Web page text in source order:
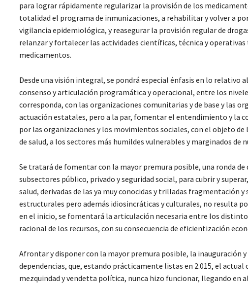
para lograr rápidamente regularizar la provisión de los
totalidad el programa de inmunizaciones, a rehabilitar y volver a
vigilancia epidemiológica, y reasegurar la provisión regular de
relanzar y fortalecer las actividades científicas, técnica y
medicamentos.
Desde una visión integral, se pondrá especial énfasis en lo relativo
consenso y articulación programática y operacional, entre los
corresponda, con las organizaciones comunitarias y de base y las
actuación estatales, pero a la par, fomentar el entendimiento y la
por las organizaciones y los movimientos sociales, con el objeto
de salud, a los sectores más humildes vulnerables y marginados de
Se tratará de fomentar con la mayor premura posible, una ronda
subsectores público, privado y seguridad social, para cubrir y
salud, derivadas de las ya muy conocidas y trilladas fragmentación
estructurales pero además idiosincráticas y culturales, no resulta
en el inicio, se fomentará la articulación necesaria entre los
racional de los recursos, con su consecuencia de eficientización
Afrontar y disponer con la mayor premura posible, la inauguración
dependencias, que, estando prácticamente listas en 2.015, el
mezquindad y vendetta política, nunca hizo funcionar, llegando en